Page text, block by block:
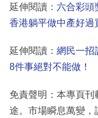
延伸閱讀： 六合彩頭
香港躺平做中產好過
延伸閱讀： 網民一招
8件事絕對不能做！
免責聲明：本專頁刊
途。市場瞬息萬變，